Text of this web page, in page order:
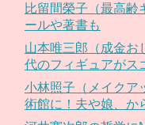
比留間榮子（最高齢
ールや著書も
山本唯三郎（成金お
代のフィギュアがス
小林照子（メイクア
術館に！夫や娘、か